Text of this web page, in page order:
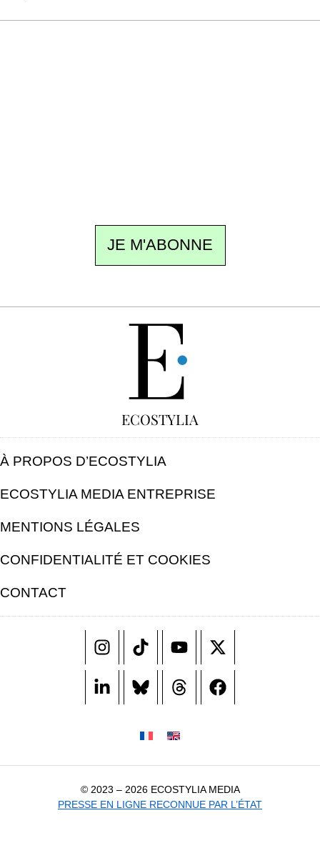
JE M'ABONNE
ECOSTYLIA
À PROPOS D’ECOSTYLIA
ECOSTYLIA MEDIA ENTREPRISE
MENTIONS LÉGALES
CONFIDENTIALITÉ ET COOKIES
CONTACT
© 2023 – 2026 ECOSTYLIA MEDIA
PRESSE EN LIGNE RECONNUE PAR L’ÉTAT